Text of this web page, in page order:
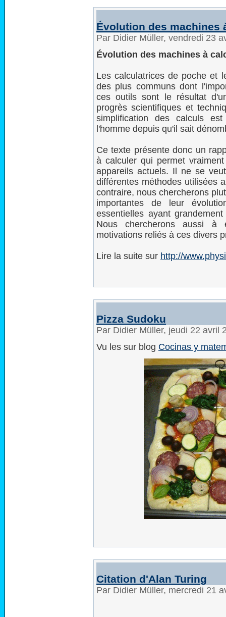
Évolution des machines
Par Didier Müller, vendredi 23
Évolution des machines à
Les calculatrices de poche et
des plus communs dont
ces outils sont le résultat
progrès scientifiques et
simplification des calculs
l'homme depuis qu'il sait
Ce texte présente donc un
à calculer qui permet
appareils actuels. Il ne se
différentes méthodes utilisées
contraire, nous chercherons
importantes de leur
essentielles ayant
Nous chercherons aussi à
motivations reliés à ces divers
Lire la suite sur http://
Pizza Sudoku
Par Didier Müller, jeudi 22 avril
Vu les sur blog Cocinas y
Citation d'Alan Turing
Par Didier Müller, mercredi 21